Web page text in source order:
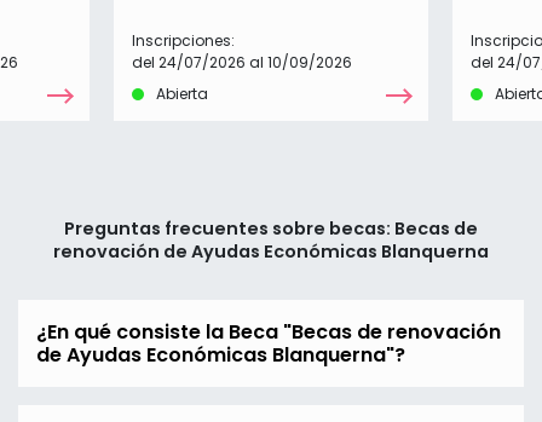
Inscripciones:
del 24/07/2026 al 10/09/2026
Abierta
del 24/
Preguntas frecuentes sobre becas: Becas de
renovación de Ayudas Económicas Blanquerna
¿En qué consiste la Beca "Becas de renovación
de Ayudas Económicas Blanquerna"?